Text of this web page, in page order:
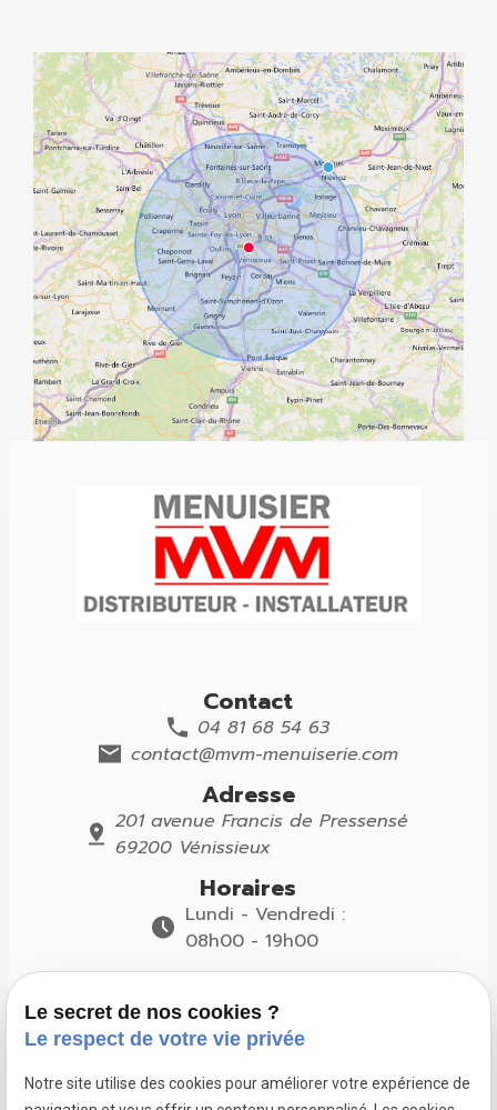
Contact
04 81 68 54 63
contact@mvm-menuiserie.com
Adresse
201 avenue Francis de Pressensé
69200 Vénissieux
Horaires
Lundi - Vendredi :
08h00 - 19h00
Suivez-nous
Le secret de nos cookies ?
Le respect de votre vie privée
Notre site utilise des cookies pour améliorer votre expérience de